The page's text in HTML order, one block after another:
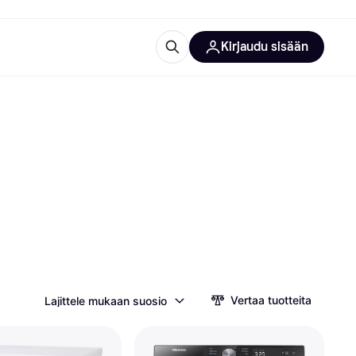
Kirjaudu sisään
Lajittele mukaan suosio Vertaa tuotteita